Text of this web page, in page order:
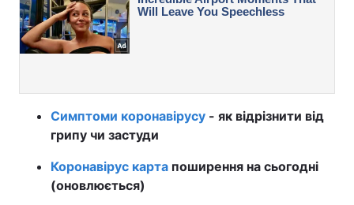
Симптоми коронавірусу - як відрізнити від
грипу чи застуди
Коронавірус карта поширення на сьогодні
(оновлюється)